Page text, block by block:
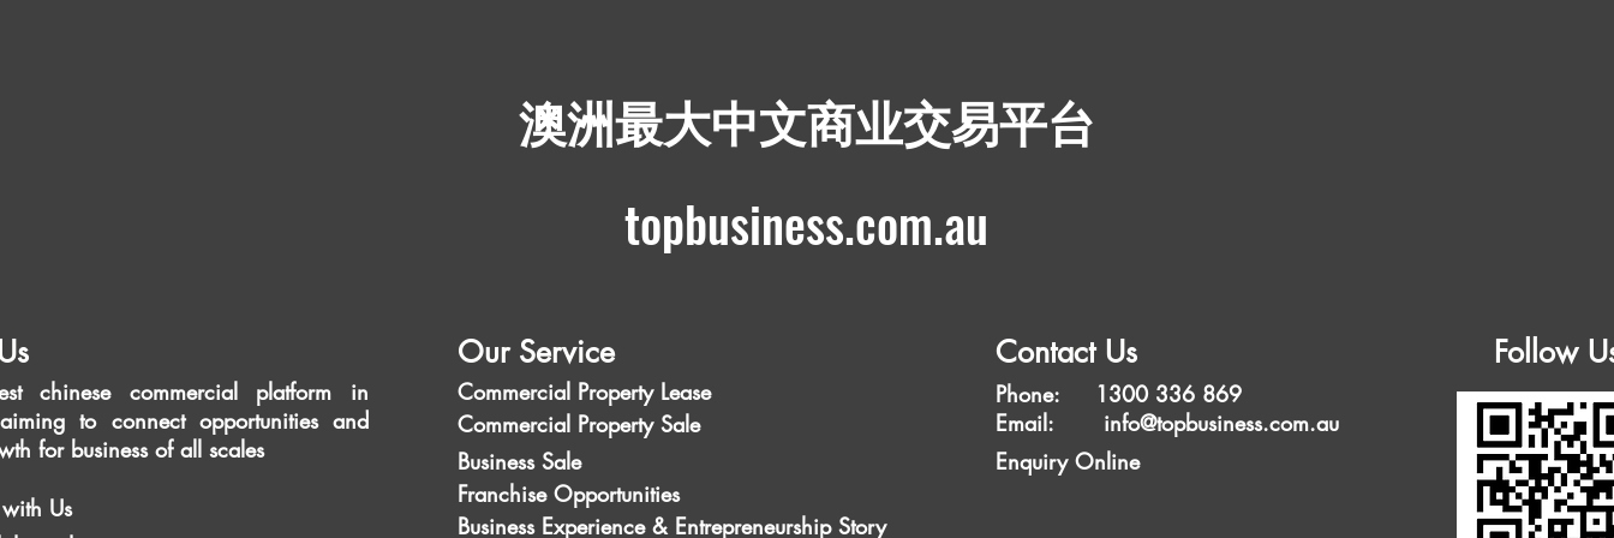
​澳洲最大中文商业交易平台
topbusiness.com.au
chinese commercial platform in
to connect opportunities and
for business of all scales
Us
Our Service
Commercial Property Lease
Commercial Property Sale
Business Sale
Franchise Opportunities
Business Experience & Entrepreneurship Story
Contact Us
Phone: 1300 336 869
Email: info@topbusiness.com.au
Enquiry Online
Follow